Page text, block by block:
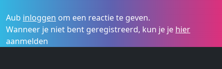
Aub inloggen om een reactie te geven.
Wanneer je niet bent geregistreerd, kun je je hier
aanmelden